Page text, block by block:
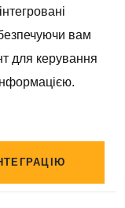
вам
для керування